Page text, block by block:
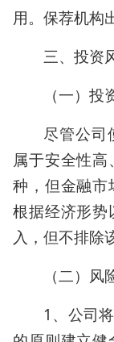
用。保荐机构
三、投资
（一）
尽管公司
属于安全性
种，但金融
根据经济形势
入，但不排除
（二）
1、公司